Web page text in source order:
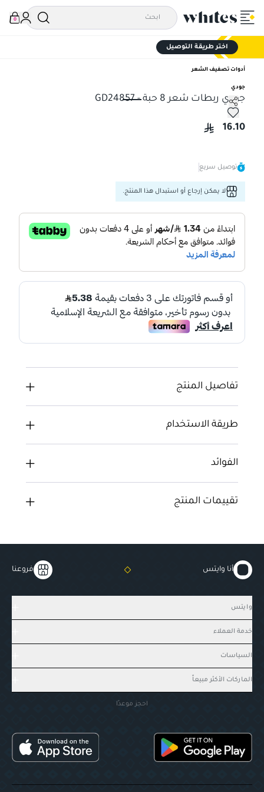
0
اختر طريقة التوصيل
أدوات تصفيف الشعر
جودي
جودي ربطات شعر 8 حبة - GD24857
جودي ربطات شعر 8 حبة - GD24857
16.10
توصيل سريع
لا يمكن إرجاع أو استبدال هذا المنتج.
تفاصيل المنتج
طريقة الاستخدام
الفوائد
تقييمات المنتج
أنا وايتس فروعنا
وايتس
خدمة العملاء
السياسات
الماركات الأكثر مبيعاً
احجز موعدًا